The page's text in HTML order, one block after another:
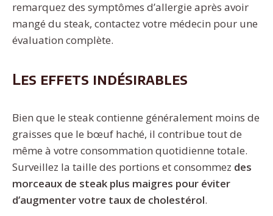
remarquez des symptômes d’allergie après avoir
mangé du steak, contactez votre médecin pour une
évaluation complète.
Les effets indésirables
Bien que le steak contienne généralement moins de
graisses que le bœuf haché, il contribue tout de
même à votre consommation quotidienne totale.
Surveillez la taille des portions et consommez des
morceaux de steak plus maigres pour éviter
d’augmenter votre taux de cholestérol.